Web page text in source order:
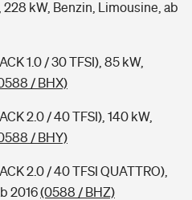
228 kW, Benzin, Limousine, ab
1.0 / 30 TFSI), 85 kW,
/ BHX)
2.0 / 40 TFSI), 140 kW,
/ BHY)
2.0 / 40 TFSI QUATTRO),
2016(0588 / BHZ)